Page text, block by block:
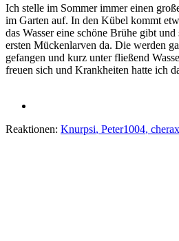
Ich stelle im Sommer immer einen
im Garten auf. In den Kübel kommt
das Wasser eine schöne Brühe gibt
ersten Mückenlarven da. Die werden
gefangen und kurz unter fließend
freuen sich und Krankheiten hatte ich
Reaktionen: Knurpsi, Peter1004,